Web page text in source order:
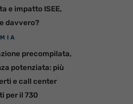
e impatto ISEE,
davvero?
precompilata,
potenziata: più
e call center
per il 730